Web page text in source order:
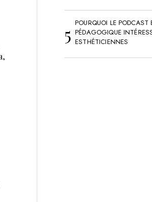
POURQUOI LE PODCAST
PÉDAGOGIQUE
ESTHÉTICIENNES